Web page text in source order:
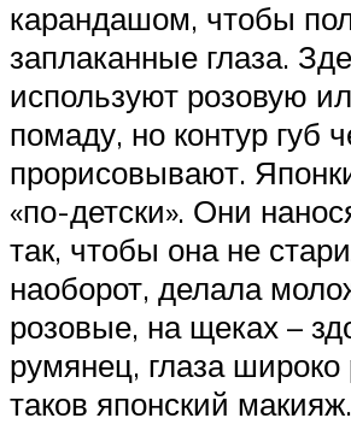
карандашом, чтобы
заплаканные глаза.
используют розовую
помаду, но контур губ
прорисовывают.
«по-детски». Они
так, чтобы она не
наоборот, делала
розовые, на щеках –
румянец, глаза
таков японский макияж.